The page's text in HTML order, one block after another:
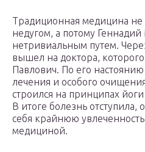
Традиционная медицина не
недугом, а потому
нетривиальным путем.
вышел на доктора,
Павлович. По его
лечения и особого
строился на принципах
В итоге болезнь отступила,
себя крайнюю
медициной.